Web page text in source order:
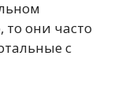
то они часто
с